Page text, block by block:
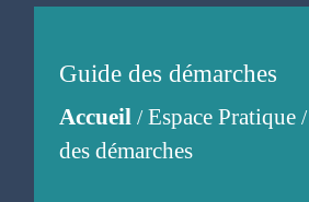
Guide des démarches
Accueil/Espace Pratique/
des démarches